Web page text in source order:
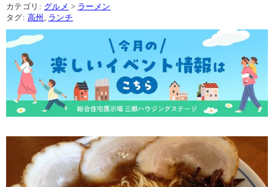
カテゴリ: グルメ > ラーメン
タグ: 高州 , ランチ